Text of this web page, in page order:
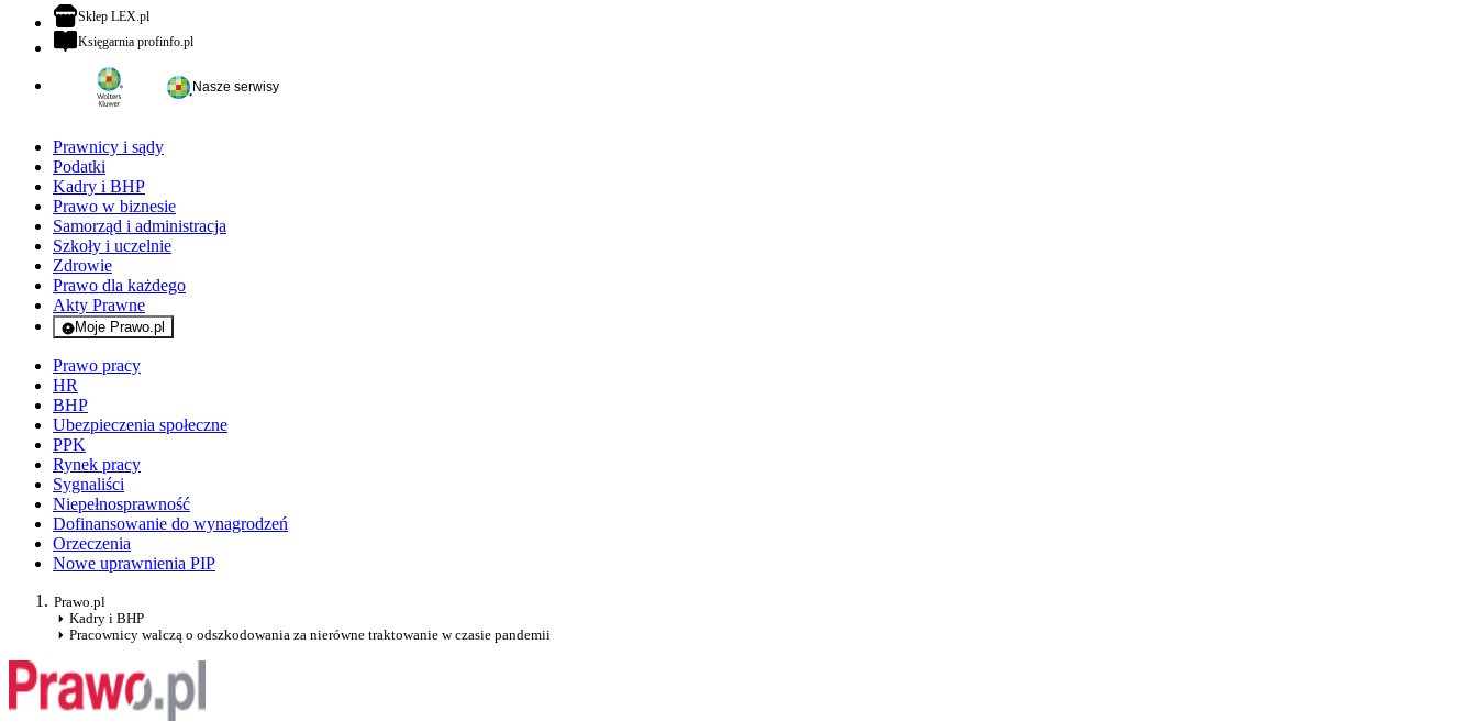
Sklep LEX.plotwiera się w nowej karcie
Księgarnia profinfo.plotwiera się w nowej karcie
Nasze serwisy
Prawnicy i sądy
Podatki
Kadry i BHP
Prawo w biznesie
Samorząd i administracja
Szkoły i uczelnie
Zdrowie
Prawo dla każdego
Akty Prawne
Moje Prawo.pl
- rejestracja i logowanie do serwisu
Prawo pracy
HR
BHP
Ubezpieczenia społeczne
PPK
Rynek pracy
Sygnaliści
Niepełnosprawność
Dofinansowanie do wynagrodzeń
Orzeczenia
Nowe uprawnienia PIP
Prawo.pl
Kadry i BHP
Pracownicy walczą o odszkodowania za nierówne traktowanie w czasie pandemii